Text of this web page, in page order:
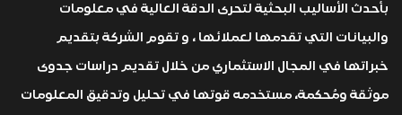
بأحدث الأساليب البحثية لتحرى الدقة العالية في معلومات
والبيانات التي تقدمها لعملائها ، و تقوم الشركة بتقديم
خبراتها في المجال الاستثماري من خلال تقديم دراسات جدوى
موثقة ومُحكمة، مستخدمه قوتها في تحليل وتدقيق المعلومات